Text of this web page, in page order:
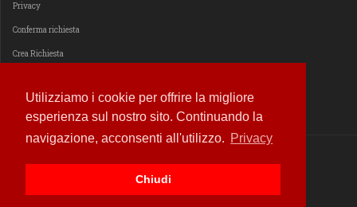
Utilizziamo i cookie per offrire la migliore
esperienza sul nostro sito. Continuando la
navigazione, acconsenti all'utilizzo. Privacy
Chiudi
Privacy
Conferma richiesta
Crea Richiesta